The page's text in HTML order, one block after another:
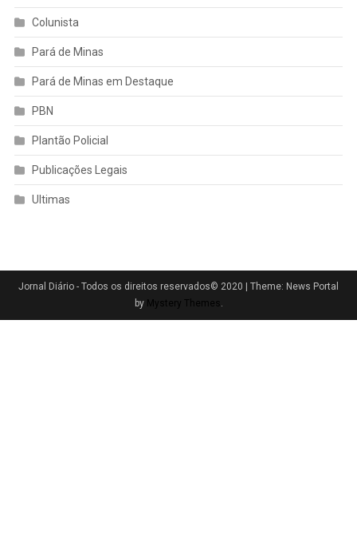
Colunista
Pará de Minas
Pará de Minas em Destaque
PBN
Plantão Policial
Publicações Legais
Ultimas
Jornal Diário - Todos os direitos reservados© 2020
Theme: News Portal
by Mystery Themes .